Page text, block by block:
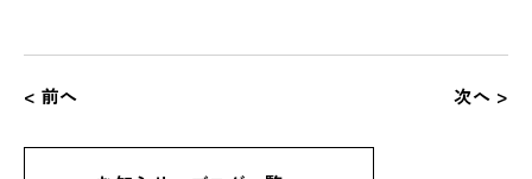
< 前へ 次へ >